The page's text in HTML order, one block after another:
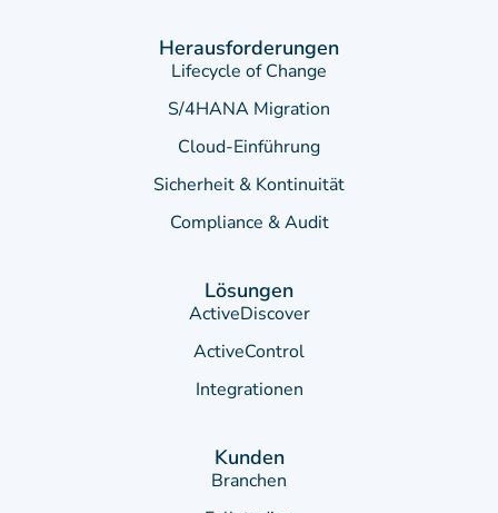
Herausforderungen
Lifecycle of Change
S/4HANA Migration
Cloud-Einführung
Sicherheit & Kontinuität
Compliance & Audit
Lösungen
ActiveDiscover
ActiveControl
Integrationen
Kunden
Branchen